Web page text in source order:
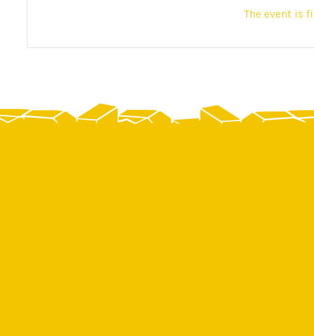
The event is